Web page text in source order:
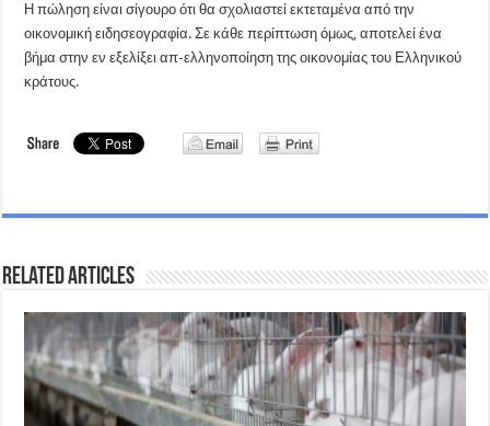
Η πώληση είναι σίγουρο ότι θα σχολιαστεί εκτεταμένα από την
οικονομική ειδησεογραφία. Σε κάθε περίπτωση όμως, αποτελεί ένα
βήμα στην εν εξελίξει απ-ελληνοποίηση της οικονομίας του Ελληνικού
κράτους.
Related Articles